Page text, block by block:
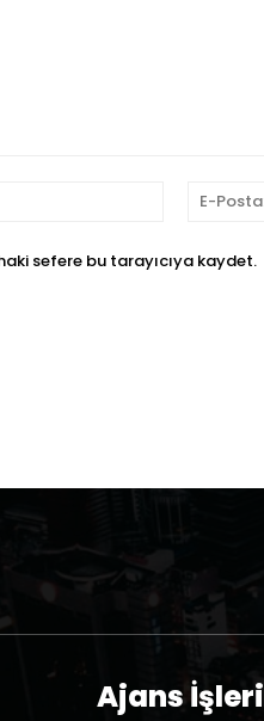
İsim:*
sefere bu tarayıcıya kaydet.
Ajans İşleri